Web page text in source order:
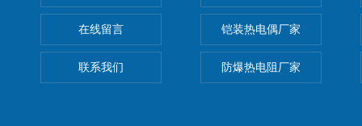
在线留言
联系我们
铠装热电偶厂家
防爆热电阻厂家